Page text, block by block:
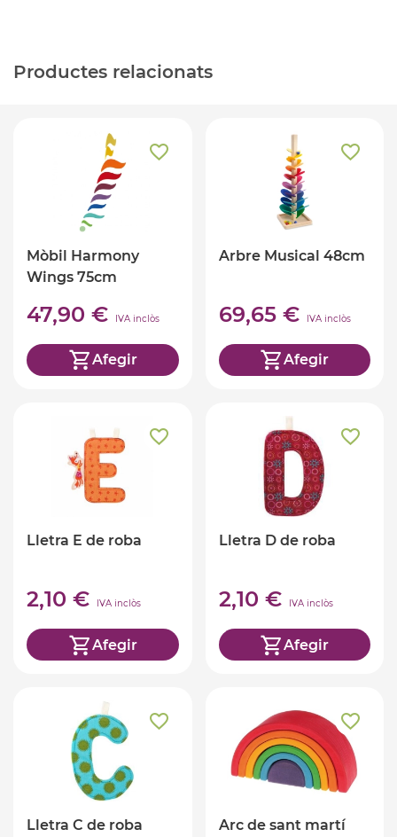
Productes relacionats
Mòbil Harmony
Wings 75cm
47,90 € IVA inclòs
Afegir
Arbre Musical 48cm
69,65 € IVA inclòs
Afegir
Lletra E de roba
2,10 € IVA inclòs
Afegir
Lletra D de roba
2,10 € IVA inclòs
Afegir
Lletra C de roba Arc de sant martí